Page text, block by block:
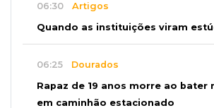
06:30 Artigos
Quando as instituições viram
06:25 Dourados
Rapaz de 19 anos morre ao bater
em caminhão estacionado